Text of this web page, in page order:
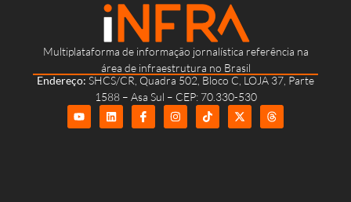
Multiplataforma de informação jornalística referência na
área de infraestrutura no Brasil
Endereço: SHCS/CR, Quadra 502, Bloco C, LOJA 37, Parte
1588 – Asa Sul – CEP: 70.330-530